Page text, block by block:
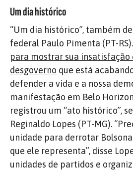
Um dia histórico
“Um dia histórico”, também
federal Paulo Pimenta (PT-
para mostrar sua insatisfação
desgoverno que está
defender a vida e a nossa
manifestação em Belo
registrou um “ato histórico”,
Reginaldo Lopes (PT-MG).
unidade para derrotar
que ele representa”, disse
unidades de partidos e